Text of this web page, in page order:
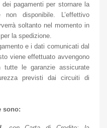
dei pagamenti per stornare la
disponibile. L’effettivo
soltanto nel momento in
la spedizione.
e i dati comunicati dal
viene effettuato avvengono
le garanzie assicurate
previsti dai circuiti di
sono: